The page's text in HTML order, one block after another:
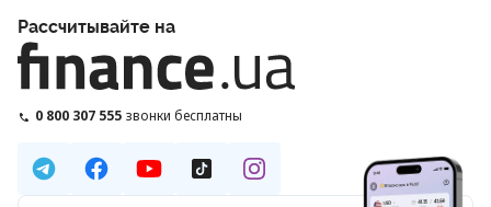
Рассчитывайте на
0 800 307 555 звонки бесплатны